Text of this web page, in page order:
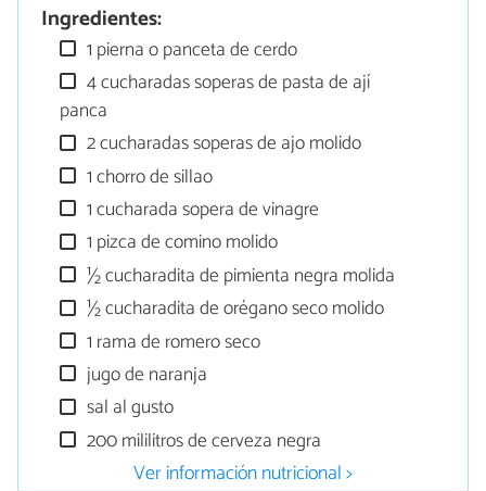
Ingredientes:
1 pierna o panceta de cerdo
4 cucharadas soperas de pasta de ají
panca
2 cucharadas soperas de ajo molido
1 chorro de sillao
1 cucharada sopera de vinagre
1 pizca de comino molido
½ cucharadita de pimienta negra molida
½ cucharadita de orégano seco molido
1 rama de romero seco
jugo de naranja
sal al gusto
200 mililitros de cerveza negra
Ver información nutricional >